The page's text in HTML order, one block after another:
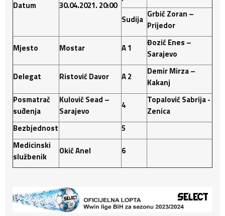
Datum 30.04.2021. 20:00
Sudija Grbić Zoran –
Prijedor
Mjesto
Mostar A 1
Đozić Enes –
Sarajevo
Delegat
RistovićDavor A 2
Demir Mirza –
Kakanj
Posmatrač
suđenja
Kulović Sead –
Sarajevo
4
Topalović Sabrija -
Zenica
Bezbjednost
5
Medicinski
službenik
OkićAnel 6